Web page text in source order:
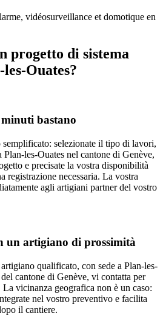
vidéosurveillance et domotique en
progetto di sistema
Ouates?
bastano
selezionate il tipo di lavori,
les-Ouates nel cantone di Genève,
e precisate la vostra disponibilità
registrazione necessaria. La vostra
agli artigiani partner del vostro
un artigiano di prossimità
qualificato, con sede a Plan-les-
cantone di Genève, vi contatta per
vicinanza geografica non è un caso:
nel vostro preventivo e facilita
il cantiere.